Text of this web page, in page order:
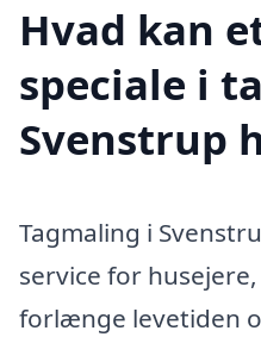
Hvad kan
speciale i
Svenstrup
Tagmaling i
service for
forlænge levetiden